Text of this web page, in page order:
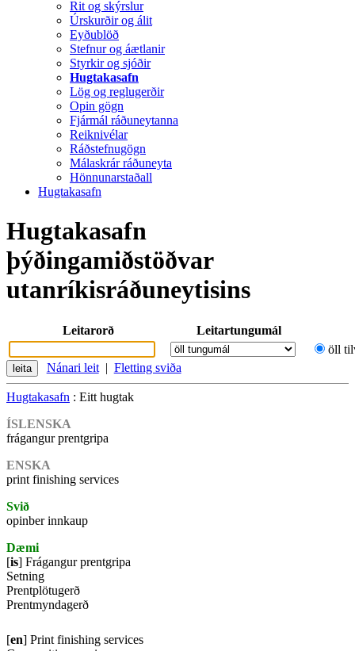
Rit og skýrslur
Úrskurðir og álit
Eyðublöð
Stefnur og áætlanir
Styrkir og sjóðir
Hugtakasafn
Lög og reglugerðir
Opin gögn
Fjármál ráðuneytanna
Reiknivélar
Ráðstefnugögn
Málaskrár ráðuneyta
Hönnunarstaðall
Hugtakasafn
Hugtakasafn
þýðingamiðstöðvar
utanríkisráðuneytisins
Leitarorð
Leitartungumál
öll
Nánari leit| Fletting sviða
Hugtakasafn : Eitt hugtak
ÍSLENSKA
frágangur prentgripa
ENSKA
print finishing services
Svið
opinber innkaup
Dæmi
[is] Frágangur prentgripa
Setning
Prentplötugerð
Prentmyndagerð
[en] Print finishing services